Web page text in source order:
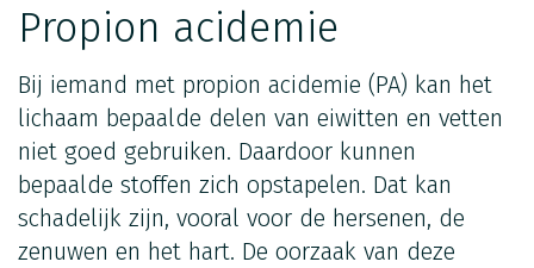
Propion acidemie
Bij iemand met propion acidemie (PA) kan het
lichaam bepaalde delen van eiwitten en vetten
niet goed gebruiken. Daardoor kunnen
bepaalde stoffen zich opstapelen. Dat kan
schadelijk zijn, vooral voor de hersenen, de
zenuwen en het hart. De oorzaak van deze